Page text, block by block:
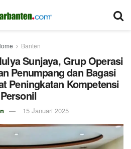
Banten
Sunjaya, Grup Operasi
Penumpang dan Bagasi
Peningkatan Kompetensi
Personil
15 Januari 2025